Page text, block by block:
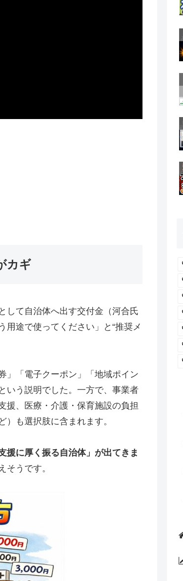
カギ
して自治体へ出す交付金（河合氏
途で使ってください」と“推奨メ
」「電子クーポン」「地域ポイン
という説明でした。一方で、事業者
援、医療・介護・保育施設の負担
も選択肢に含まれます。
援に厚く振る自治体」が出てきま
そうです。